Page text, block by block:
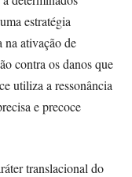
estratégia
na ativação de
contra os danos que
utiliza a ressonância
e precoce
translacional do